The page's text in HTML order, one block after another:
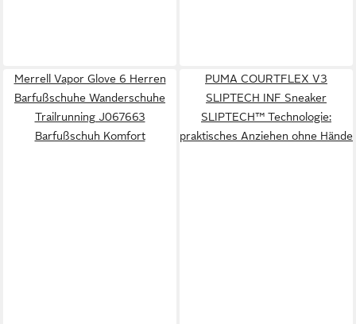
Merrell Vapor Glove 6 Herren
Barfußschuhe Wanderschuhe
Trailrunning J067663
Barfußschuh Komfort
PUMA COURTFLEX V3
SLIPTECH INF Sneaker
SLIPTECH™ Technologie:
praktisches Anziehen ohne Hände